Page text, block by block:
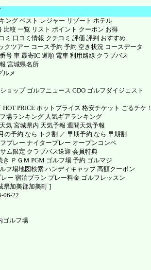
ング ベスト レジャー リゾート ホテル
較 一覧 リスト ポイント クーポン お得
ミ 口コミ情報 クチコミ 評価 評判 おすすめ
ツアー コース予約 予約 空き状況 コースデータ
号 車 最寄IC 道順 電車 利用路線 クラブバス
宮城県名所
ルメ
ョップ ゴルフニュース GDO ゴルフダイジェスト
PRICE ホットプライス 格安チケット ごるチケ！
場ランキング 人気ギアランキング
気 宮城県内 天気予報 週間天気予報
予約 なら トク割 ／ 早期予約 なら 早期割
プレー ナイタープレー オープンコンペ
ム限定 クラブバス送迎 会員特典
ＰＧＭ PGM ゴルフ場 予約 ゴルマジ
フ場地図検索 ハンディキャップ 高額クーポン
ー 宿泊プラン プレー料金 ゴルフレッスン
県加美郡加美町 ]
06-22
ゴルフ場